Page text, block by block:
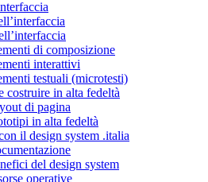
di composizione
interattivi
testuali (microtesti)
costruire in alta fedeltà
di pagina
in alta fedeltà
il design system .italia
del design system
operative